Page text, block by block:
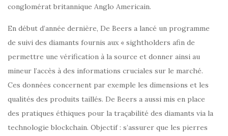
conglomérat britannique Anglo Americain.
En début d’année dernière, De Beers a lancé un programme
de suivi des diamants fournis aux « sightholders afin de
permettre une vérification à la source et donner ainsi au
mineur l’accès à des informations cruciales sur le marché.
Ces données concernent par exemple les dimensions et les
qualités des produits taillés. De Beers a aussi mis en place
des pratiques éthiques pour la traçabilité des diamants via la
technologie blockchain. Objectif : s’assurer que les pierres